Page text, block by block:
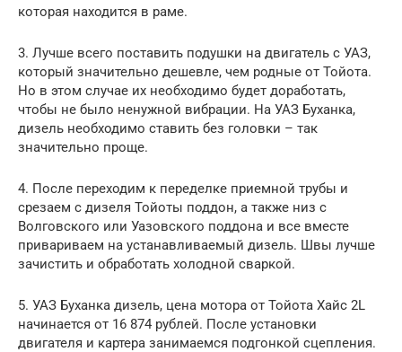
которая находится в раме.
3. Лучше всего поставить подушки на двигатель с УАЗ,
который значительно дешевле, чем родные от Тойота.
Но в этом случае их необходимо будет доработать,
чтобы не было ненужной вибрации. На УАЗ Буханка,
дизель необходимо ставить без головки – так
значительно проще.
4. После переходим к переделке приемной трубы и
срезаем с дизеля Тойоты поддон, а также низ с
Волговского или Уазовского поддона и все вместе
привариваем на устанавливаемый дизель. Швы лучше
зачистить и обработать холодной сваркой.
5. УАЗ Буханка дизель, цена мотора от Тойота Xaйc 2L
начинается от 16 874 рублей. После установки
двигателя и картера занимаемся подгонкой сцепления.